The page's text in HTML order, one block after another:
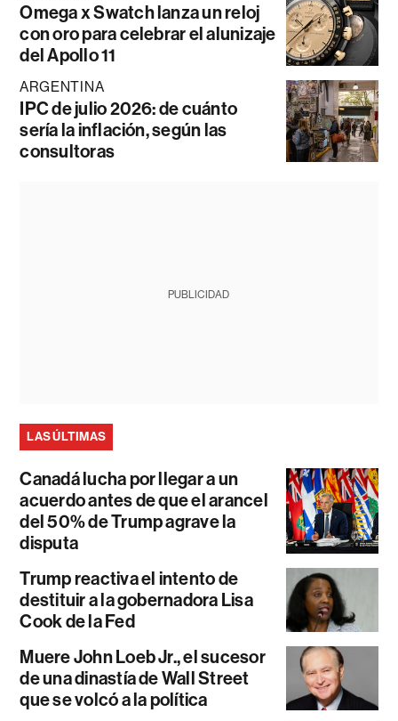
Omega x Swatch lanza un reloj
con oro para celebrar el alunizaje
del Apollo 11
ARGENTINA
IPC de julio 2026: de cuánto
sería la inflación, según las
consultoras
PUBLICIDAD
LAS ÚLTIMAS
Canadá lucha por llegar a un
acuerdo antes de que el arancel
del 50% de Trump agrave la
disputa
Trump reactiva el intento de
destituir a la gobernadora Lisa
Cook de la Fed
Muere John Loeb Jr., el sucesor
de una dinastía de Wall Street
que se volcó a la política